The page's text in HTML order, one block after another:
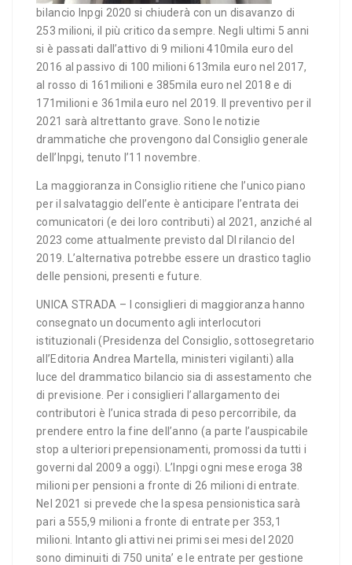
bilancio Inpgi 2020 si chiuderà con un disavanzo di
253 milioni, il più critico da sempre. Negli ultimi 5 anni
si è passati dall’attivo di 9 milioni 410mila euro del
2016 al passivo di 100 milioni 613mila euro nel 2017,
al rosso di 161milioni e 385mila euro nel 2018 e di
171milioni e 361mila euro nel 2019. Il preventivo per il
2021 sarà altrettanto grave. Sono le notizie
drammatiche che provengono dal Consiglio generale
dell’Inpgi, tenuto l’11 novembre.
La maggioranza in Consiglio ritiene che l’unico piano
per il salvataggio dell’ente è anticipare l’entrata dei
comunicatori (e dei loro contributi) al 2021, anziché al
2023 come attualmente previsto dal Dl rilancio del
2019. L’alternativa potrebbe essere un drastico taglio
delle pensioni, presenti e future.
UNICA STRADA – I consiglieri di maggioranza hanno
consegnato un documento agli interlocutori
istituzionali (Presidenza del Consiglio, sottosegretario
all’Editoria Andrea Martella, ministeri vigilanti) alla
luce del drammatico bilancio sia di assestamento che
di previsione. Per i consiglieri l’allargamento dei
contributori è l’unica strada di peso percorribile, da
prendere entro la fine dell’anno (a parte l’auspicabile
stop a ulteriori prepensionamenti, promossi da tutti i
governi dal 2009 a oggi). L’Inpgi ogni mese eroga 38
milioni per pensioni a fronte di 26 milioni di entrate.
Nel 2021 si prevede che la spesa pensionistica sarà
pari a 555,9 milioni a fronte di entrate per 353,1
milioni. Intanto gli attivi nei primi sei mesi del 2020
sono diminuiti di 750 unita’ e le entrate per gestione